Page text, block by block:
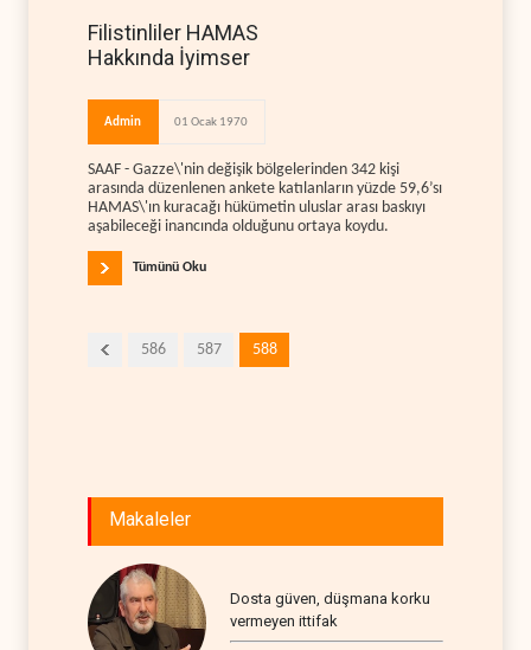
Filistinliler HAMAS
Hakkında İyimser
Admin 01 Ocak 1970
SAAF - Gazze\'nin değişik bölgelerinden 342 kişi
arasında düzenlenen ankete katılanların yüzde 59,6’sı
HAMAS\'ın kuracağı hükümetin uluslar arası baskıyı
aşabileceği inancında olduğunu ortaya koydu.
Tümünü Oku
586 587 588
Makaleler
Dosta güven, düşmana korku
vermeyen ittifak